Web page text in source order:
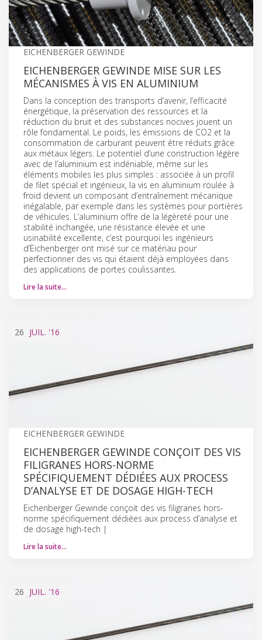
EICHENBERGER GEWINDE
EICHENBERGER GEWINDE MISE SUR LES
MÉCANISMES À VIS EN ALUMINIUM
Dans la conception des transports d’avenir, l’efficacité
énergétique, la préservation des ressources et la
réduction du bruit et des substances nocives jouent un
rôle fondamental. Le poids, les émissions de CO2 et la
consommation de carburant peuvent être réduits grâce
aux métaux légers. Le potentiel d’une construction légère
avec de l’aluminium est indéniable, même sur les
éléments mobiles les plus simples : associée à un profil
de filet spécial et ingénieux, la vis en aluminium roulée à
froid devient un composant d’entraînement mécanique
inégalable, par exemple dans les systèmes pour portières
de véhicules. L’aluminium offre de la légèreté pour une
stabilité inchangée, une résistance élevée et une
usinabilité excellente, c’est pourquoi les ingénieurs
d’Eichenberger ont misé sur ce matériau pour
perfectionner des vis qui étaient déjà employées dans
des applications de portes coulissantes.
Lire la suite…
26 JUIL. '16
EICHENBERGER GEWINDE
EICHENBERGER GEWINDE CONÇOIT DES VIS
FILIGRANES HORS-NORME
SPÉCIFIQUEMENT DÉDIÉES AUX PROCESS
D’ANALYSE ET DE DOSAGE HIGH-TECH
Eichenberger Gewinde conçoit des vis filigranes hors-
norme spécifiquement dédiées aux process d’analyse et
de dosage high-tech |
Lire la suite…
26 JUIL. '16